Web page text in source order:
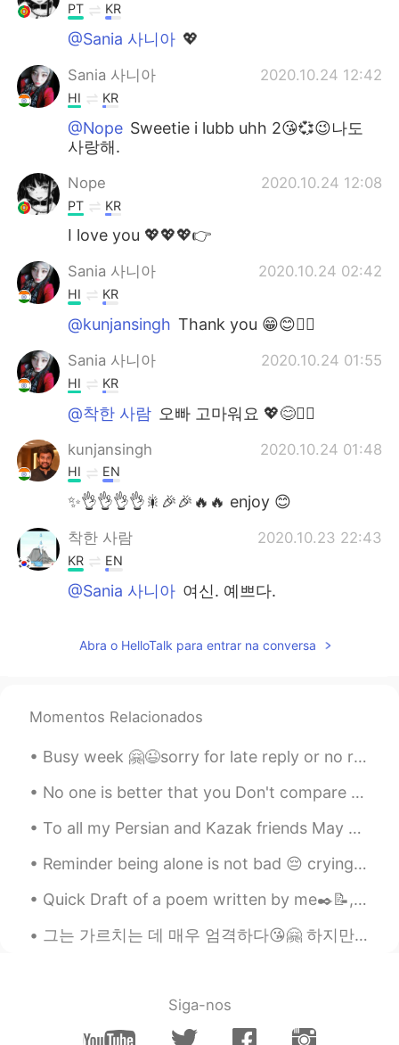
PT KR
@Sania 사니아 💖
Sania 사니아 2020.10.24 12:42
HI KR
@Nope Sweetie i lubb uhh 2😘💞😉나도
사랑해.
Nope 2020.10.24 12:08
PT KR
I love you 💖💖💖👉
Sania 사니아 2020.10.24 02:42
HI KR
@kunjansingh Thank you 😁😊✌🏻
Sania 사니아 2020.10.24 01:55
HI KR
@착한 사람 오빠 고마워요 💖😊✌🏻
kunjansingh 2020.10.24 01:48
HI EN
✨👌👌👌👌🎇🎉🎉🔥🔥 enjoy 😊
착한 사람 2020.10.23 22:43
KR EN
@Sania 사니아 여신. 예쁘다.
HI KR
喜っ笑
👍👍👍
Sania 사니아 2020.10.23 17:55
HI KR
@Young KwanThank you ☺️ Yea rise and
shine ✌🏻💖
Young Kwan 2020.10.23 17:47
KR EN
Abra o HelloTalk para entrar na conversa
Momentos Relacionados
Busy week 🤗😉sorry for late reply or no reply ✌🏻 This week only Korean English practicing on call...
No one is better that you Don't compare yourself With others because, sun ...
To all my Persian and Kazak friends May Your Life Always Twinkle Like the Stars but Never Fall ...
Reminder being alone is not bad 😔 crying doesn't mean weak 🥺 inner peace is important 😊 self lo...
Quick Draft of a poem written by me✒️📝, pardon the mistakes🙏 You are the forgotten spring of my ...
그는 가르치는 데 매우 엄격하다😘🤗 하지만 나는 그와 함께 즐긴다🤭😉🙈❤️💜 아주 잘 가르치다 📘🖊️ 그는 나에게 많은 숙제를 주었다ㅋㅋㅋㅋ😄😂 자기 고마워🥰😘 ❤️💜
Siga-nos